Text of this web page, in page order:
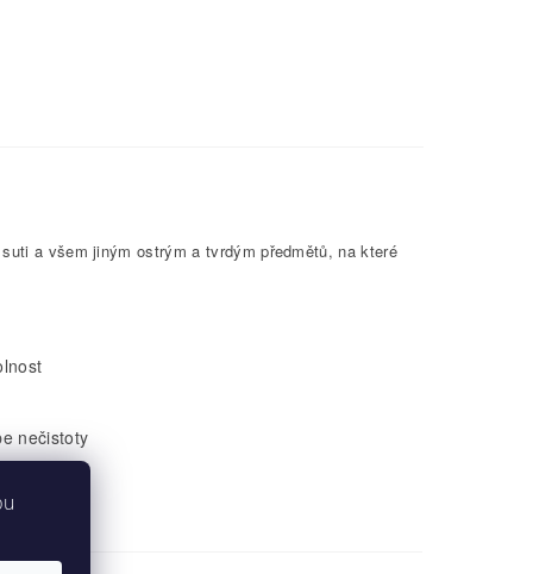
a všem jiným ostrým a tvrdým předmětů, na které
nečistoty